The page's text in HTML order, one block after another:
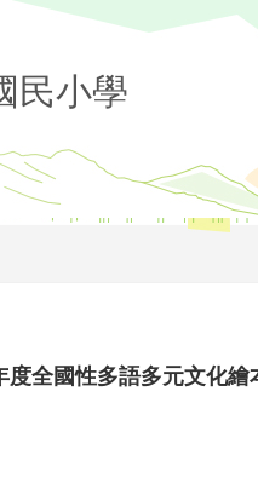
民小學
度全國性多語多元文化